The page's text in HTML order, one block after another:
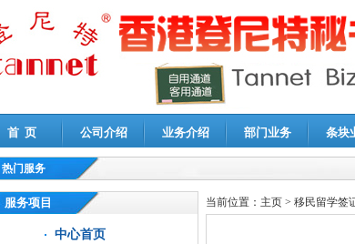
首 页 公司介绍 业务介绍 部门业务 条块
热门服务
高新技术企业认定审计|企业所得税汇算清缴申报鉴证
服务项目
中心首页
当前位置： 主页 > 移民留学签